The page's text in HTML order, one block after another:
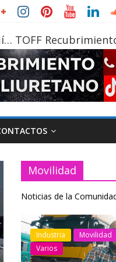
TOFF
Movilidad
Noticias de la
Industria Movilidad
Varios